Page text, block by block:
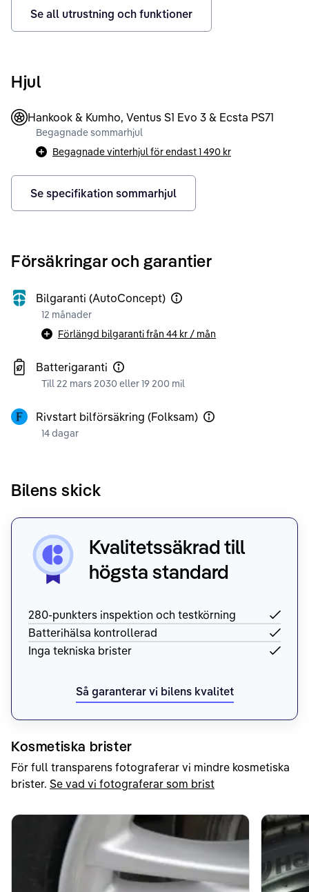
Se all utrustning och funktioner
Hjul
Hankook & Kumho, Ventus S1 Evo 3 & Ecsta PS71
Begagnade sommarhjul
Begagnade vinterhjul för endast1 490 kr
Se specifikation sommarhjul
Försäkringar och garantier
Bilgaranti (AutoConcept)
12 månader
Förlängd bilgaranti från 44 kr / mån
Batterigaranti
Till 22 mars 2030 eller 19 200 mil
Rivstart bilförsäkring (Folksam)
14 dagar
Bilens skick
Kvalitetssäkrad till
högsta standard
280-punkters inspektion och testkörning
Batterihälsa kontrollerad
Inga tekniska brister
Så garanterar vi bilens kvalitet
Kosmetiska brister
För full transparens fotograferar vi mindre kosmetiska
brister. Se vad vi fotograferar som brist